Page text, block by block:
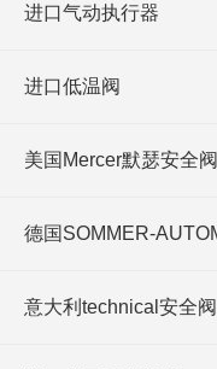
进口气动执行器
进口低温阀
美国Mercer默瑟安全阀
意大利technical安全阀